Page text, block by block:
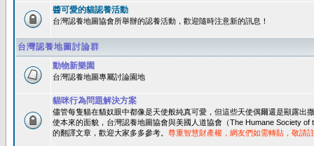
醬可愛的貓認養活動
台灣認養地圖協會所舉辦的認養活動，歡迎隨時注意新的訊息！
台灣認養地圖討論群
動物新樂園
台灣認養地圖專屬討論園地
貓咪行為問題解決方案
儘管每隻貓在貓奴眼中都像是天使般純真可愛，但這些天使偶爾還是顯露出
使本來的面貌，台灣認養地圖協會與美國人道協會（The Humane Society
的翻譯文章，歡迎大家多多參考。 尊重智慧財產權，網友們如需轉貼，敬請